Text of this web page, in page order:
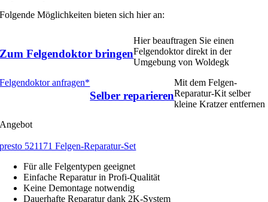
Folgende Möglichkeiten bieten sich hier an:
Zum Felgendoktor bringen
Hier beauftragen Sie einen
Felgendoktor direkt in der
Umgebung von Woldegk
Felgendoktor anfragen*
Selber reparieren
Mit dem Felgen-
Reparatur-Kit selber
kleine Kratzer entfernen
Angebot
presto 521171 Felgen-Reparatur-Set
Für alle Felgentypen geeignet
Einfache Reparatur in Profi-Qualität
Keine Demontage notwendig
Dauerhafte Reparatur dank 2K-System